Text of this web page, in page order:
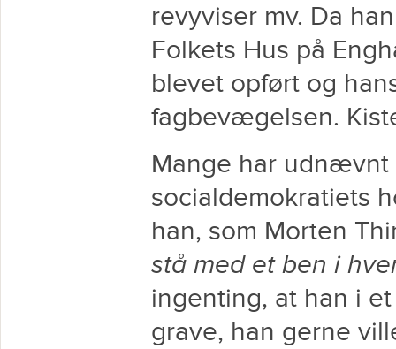
revyviser mv. Da
Folkets Hus på
blevet opført og
fagbevægelsen.
Mange har udnævnt
socialdemokratiets
han, som Morten
stå med et ben i
ingenting, at han i
grave, han gerne